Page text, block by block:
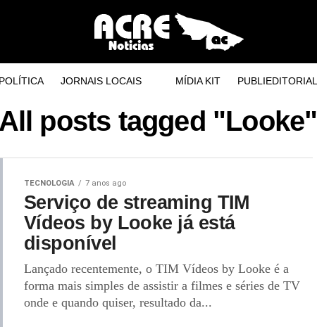
JORNAIS LOCAIS MÍDIA KIT PUBLIEDITORIAL
posts tagged "Looke"
TECNOLOGIA 7 anos ago
Serviço de streaming TIM
Vídeos by Looke já está
disponível
Lançado recentemente, o TIM Vídeos by Looke é a
forma mais simples de assistir a filmes e séries de TV
onde e quando quiser, resultado da...